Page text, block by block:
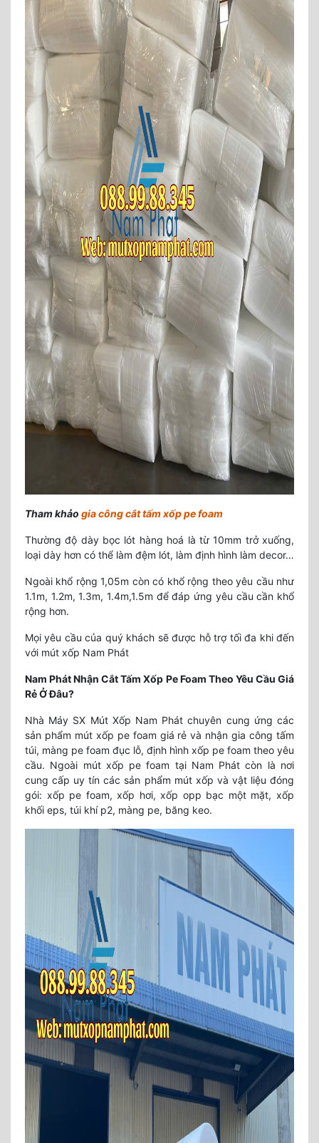
Tham khảo gia công cắt tấm xốp pe foam
Thường độ dày bọc lót hàng hoá là từ 10mm trở xuống,
loại dày hơn có thể làm đệm lót, làm định hình làm decor…
Ngoài khổ rộng 1,05m còn có khổ rộng theo yêu cầu như
1.1m, 1.2m, 1.3m, 1.4m,1.5m để đáp ứng yêu cầu cần khổ
rộng hơn.
Mọi yêu cầu của quý khách sẽ được hỗ trợ tối đa khi đến
với mút xốp Nam Phát
Nam Phát Nhận Cắt Tấm Xốp Pe Foam Theo Yêu Cầu Giá
Rẻ Ở Đâu?
Nhà Máy SX Mút Xốp Nam Phát chuyên cung ứng các
sản phẩm mút xốp pe foam giá rẻ và nhận gia công tấm
túi, màng pe foam đục lỗ, định hình xốp pe foam theo yêu
cầu. Ngoài mút xốp pe foam tại Nam Phát còn là nơi
cung cấp uy tín các sản phẩm mút xốp và vật liệu đóng
gói: xốp pe foam, xốp hơi, xốp opp bạc một mặt, xốp
khối eps, túi khí p2, màng pe, băng keo.